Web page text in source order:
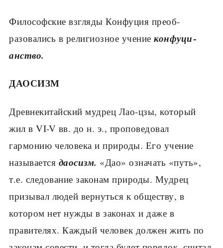
Философские взгляды Конфуция преоб­
разовались в религиозное учение конфуци­
анство.
ДАОСИЗМ
Древнекитайский мудрец Лао-цзы, ко­торый
жил в VI-V вв. до н. э., проповедовал
гармонию человека и природы. Его учение
называется даосизм. «Дао» означать «путь»,
т.е. следование законам природы. Мудрец
призывал людей вернуться к обществу, в
котором нет нужды в законах и даже в
правителях. Каждый человек должен жить по